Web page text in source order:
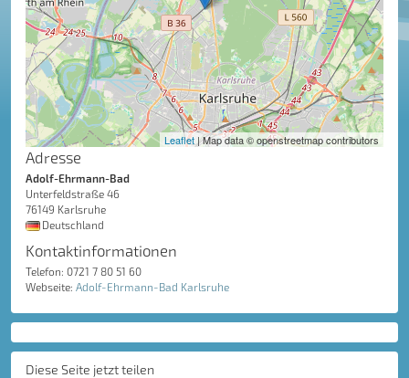
Leaflet | Map data © openstreetmap contributors
Adresse
Adolf-Ehrmann-Bad
Unterfeldstraße 46
76149 Karlsruhe
Deutschland
Kontaktinformationen
Telefon: 0721 7 80 51 60
Webseite: Adolf-Ehrmann-Bad Karlsruhe
Diese Seite jetzt teilen